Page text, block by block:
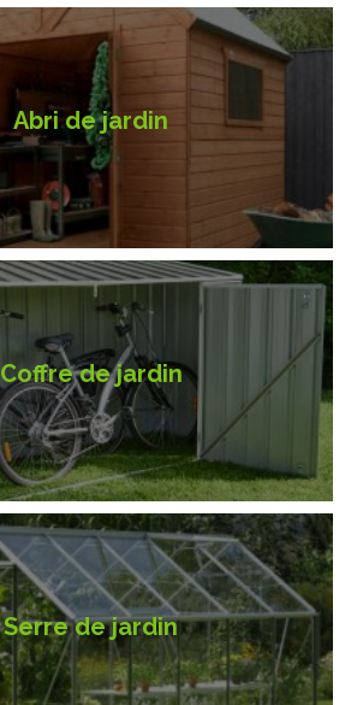
Abri de jardin
Coffre de jardin
Serre de jardin